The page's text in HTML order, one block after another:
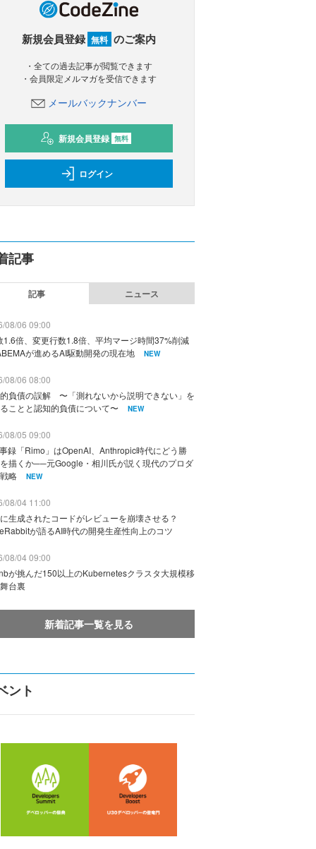
新規会員登録 無料 のご案内
・全ての過去記事が閲覧できます
・会員限定メルマガを受信できます
メールバックナンバー
新規会員登録 無料
ログイン
記事
記事 ニュース
08/06 09:00
1.6倍、変更行数1.8倍、平均マージ時間37%削減
が進めるAI駆動開発の現在地
NEW
08/06 08:00
負債の誤解 〜「測れないから説明できない」を
ことと認知的負債について〜
NEW
08/05 09:00
録「Rimo」はOpenAI、Anthropic時代にどう勝
描くか──元Google・相川氏が説く現代のプロダ
略
NEW
08/04 11:00
生成されたコードがレビューを崩壊させる？
が語るAI時代の開発生産性向上のコツ
08/04 09:00
が挑んだ150以上のKubernetesクラスタ大規模移
台裏
新着記事一覧を見る
ント